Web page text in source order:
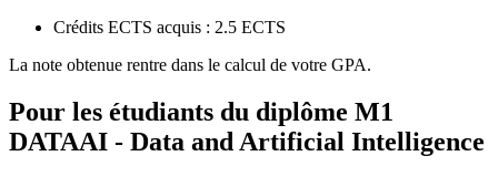
Crédits ECTS acquis : 2.5 ECTS
La note obtenue rentre dans le calcul de votre GPA.
Pour les étudiants du diplôme M1
DATAAI - Data and Artificial Intelligence